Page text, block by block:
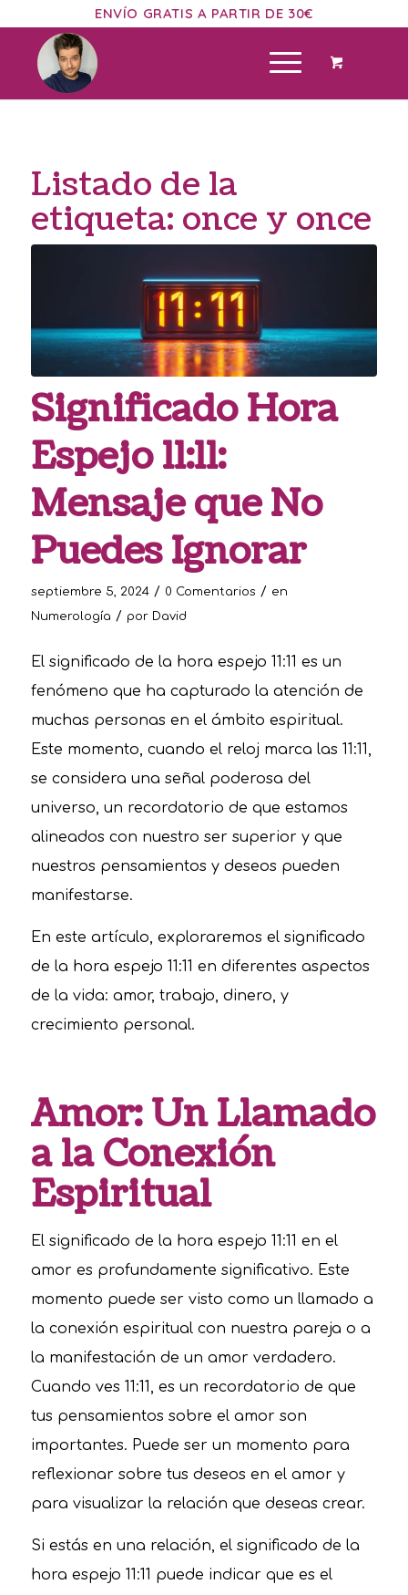
ENVÍO GRATIS A PARTIR DE 30€
Listado de la
etiqueta: once y once
Significado Hora
Espejo 11:11:
Mensaje que No
Puedes Ignorar
septiembre 5, 2024 / 0 Comentarios / en
Numerología / por David
El significado de la hora espejo 11:11 es un
fenómeno que ha capturado la atención de
muchas personas en el ámbito espiritual.
Este momento, cuando el reloj marca las 11:11,
se considera una señal poderosa del
universo, un recordatorio de que estamos
alineados con nuestro ser superior y que
nuestros pensamientos y deseos pueden
manifestarse.
En este artículo, exploraremos el significado
de la hora espejo 11:11 en diferentes aspectos
de la vida: amor, trabajo, dinero, y
crecimiento personal.
Amor: Un Llamado
a la Conexión
Espiritual
El significado de la hora espejo 11:11 en el
amor es profundamente significativo. Este
momento puede ser visto como un llamado a
la conexión espiritual con nuestra pareja o a
la manifestación de un amor verdadero.
Cuando ves 11:11, es un recordatorio de que
tus pensamientos sobre el amor son
importantes. Puede ser un momento para
reflexionar sobre tus deseos en el amor y
para visualizar la relación que deseas crear.
Si estás en una relación, el significado de la
hora espejo 11:11 puede indicar que es el